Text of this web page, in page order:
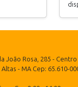
João Rosa, 285 - Centro
- MA Cep: 65.610-